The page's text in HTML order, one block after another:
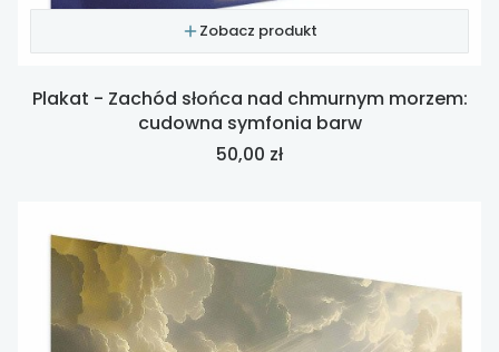
Zobacz produkt
Plakat - Zachód słońca nad chmurnym morzem:
cudowna symfonia barw
Cena
50,00 zł